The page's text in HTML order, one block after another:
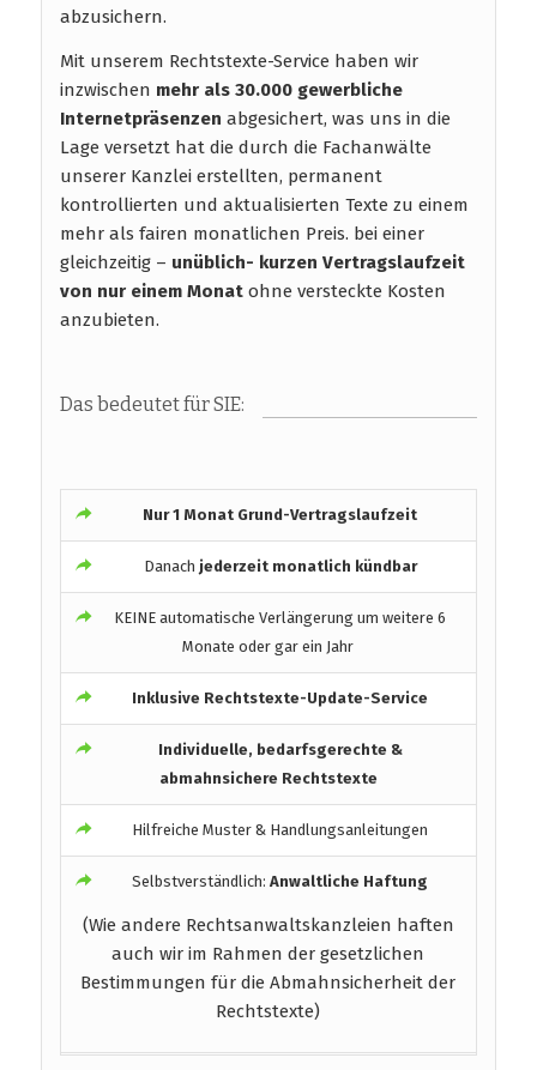
abzusichern.
Mit unserem Rechtstexte-Service haben wir
inzwischen mehr als 30.000 gewerbliche
Internetpräsenzen abgesichert, was uns in die
Lage versetzt hat die durch die Fachanwälte
unserer Kanzlei erstellten, permanent
kontrollierten und aktualisierten Texte zu einem
mehr als fairen monatlichen Preis. bei einer
gleichzeitig – unüblich- kurzen Vertragslaufzeit
von nur einem Monat ohne versteckte Kosten
anzubieten.
Das bedeutet für SIE:
Nur 1 Monat Grund-Vertragslaufzeit
Danach jederzeit monatlich kündbar
KEINE automatische Verlängerung um weitere 6
Monate oder gar ein Jahr
Inklusive Rechtstexte-Update-Service
Individuelle, bedarfsgerechte &
abmahnsichere Rechtstexte
Hilfreiche Muster & Handlungsanleitungen
Selbstverständlich:Anwaltliche Haftung
(Wie andere Rechtsanwaltskanzleien haften
auch wir im Rahmen der gesetzlichen
Bestimmungen für die Abmahnsicherheit der
Rechtstexte)